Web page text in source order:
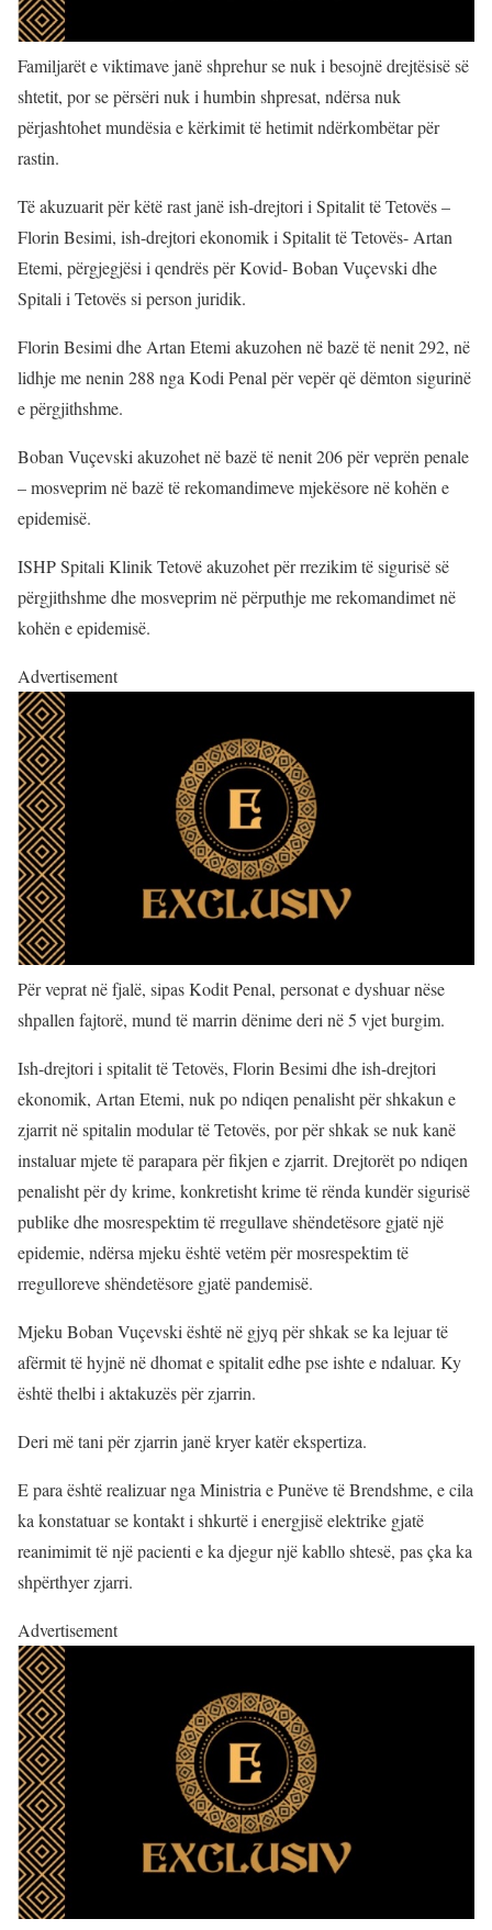
Familjarët e viktimave janë shprehur se nuk i besojnë drejtësisë së
shtetit, por se përsëri nuk i humbin shpresat, ndërsa nuk
përjashtohet mundësia e kërkimit të hetimit ndërkombëtar për
rastin.
Të akuzuarit për këtë rast janë ish-drejtori i Spitalit të Tetovës –
Florin Besimi, ish-drejtori ekonomik i Spitalit të Tetovës- Artan
Etemi, përgjegjësi i qendrës për Kovid- Boban Vuçevski dhe
Spitali i Tetovës si person juridik.
Florin Besimi dhe Artan Etemi akuzohen në bazë të nenit 292, në
lidhje me nenin 288 nga Kodi Penal për vepër që dëmton sigurinë
e përgjithshme.
Boban Vuçevski akuzohet në bazë të nenit 206 për veprën penale
– mosveprim në bazë të rekomandimeve mjekësore në kohën e
epidemisë.
ISHP Spitali Klinik Tetovë akuzohet për rrezikim të sigurisë së
përgjithshme dhe mosveprim në përputhje me rekomandimet në
kohën e epidemisë.
Advertisement
Për veprat në fjalë, sipas Kodit Penal, personat e dyshuar nëse
shpallen fajtorë, mund të marrin dënime deri në 5 vjet burgim.
Ish-drejtori i spitalit të Tetovës, Florin Besimi dhe ish-drejtori
ekonomik, Artan Etemi, nuk po ndiqen penalisht për shkakun e
zjarrit në spitalin modular të Tetovës, por për shkak se nuk kanë
instaluar mjete të parapara për fikjen e zjarrit. Drejtorët po ndiqen
penalisht për dy krime, konkretisht krime të rënda kundër sigurisë
publike dhe mosrespektim të rregullave shëndetësore gjatë një
epidemie, ndërsa mjeku është vetëm për mosrespektim të
rregulloreve shëndetësore gjatë pandemisë.
Mjeku Boban Vuçevski është në gjyq për shkak se ka lejuar të
afërmit të hyjnë në dhomat e spitalit edhe pse ishte e ndaluar. Ky
është thelbi i aktakuzës për zjarrin.
Deri më tani për zjarrin janë kryer katër ekspertiza.
E para është realizuar nga Ministria e Punëve të Brendshme, e cila
ka konstatuar se kontakt i shkurtë i energjisë elektrike gjatë
reanimimit të një pacienti e ka djegur një kabllo shtesë, pas çka ka
shpërthyer zjarri.
Advertisement